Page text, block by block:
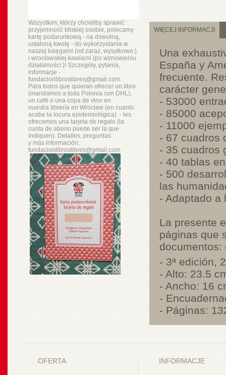
Wszystkim, którzy chcieliby sprawić
przyjemność bliskiej osobie, polecamy
kartę podarunkową - na dowolną,
ustaloną kwotę - do wykorzystania w
naszej księgarni (od zaraz, wysyłkowo:)
i wrocławskiej kawiarni (po wznowieniu
działalności:)! Szczegóły, pytania,
informacje -
fundacionlibroslibres@gmail.com.
Para todos que quieran ofrecer un libro
(mandamos a toda Polonia con DHL),
un café o una copa de vino en
nuestra libreríaen Wrocław (en cuanto
acabe la locura epidemiológica) - les
ofrecemos una tarjeta de regalo (la
cuota de abono puede ser la que
indiquen). Detalles, preguntas
y másinformación:
fundacionlibroslibres@gmail.com.
WIĘCEJ INFORMACJI
Una
España y
frecuente.
carácter
- 53000
- 85000
- 11000
- 67 cuadros
- 35 cuadros
- 40 tablas
- 500
las
- Adaptado a
La presente
páginas que
documentos:
- 3ª edición,
- Alto: 23.5
- Ancho: 16
-
- Páginas:
OFERTA INFORMACJE